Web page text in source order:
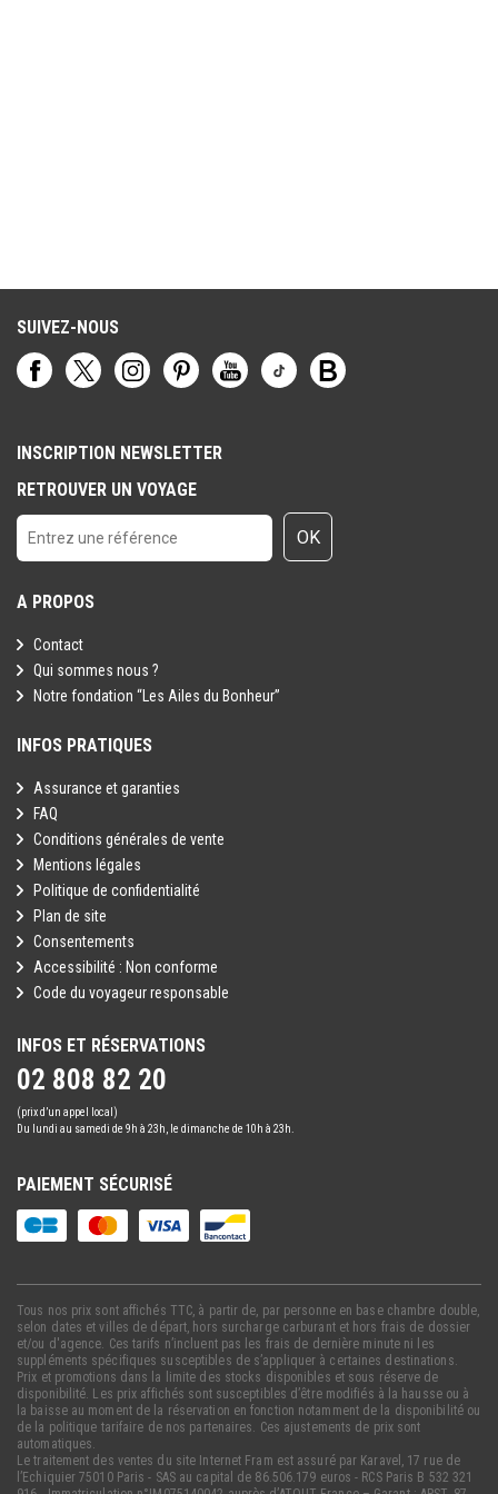
SUIVEZ-NOUS
INSCRIPTION NEWSLETTER
RETROUVER UN VOYAGE
OK
A PROPOS
Contact
Qui sommes nous ?
Notre fondation “Les Ailes du Bonheur”
INFOS PRATIQUES
Assurance et garanties
FAQ
Conditions générales de vente
Mentions légales
Politique de confidentialité
Plan de site
Consentements
Accessibilité : Non conforme
Code du voyageur responsable
INFOS ET RÉSERVATIONS
02 808 82 20
(prix d’un appel local)
Du lundi au samedi de 9h à 23h, le dimanche de 10h à 23h.
PAIEMENT SÉCURISÉ
Tous nos prix sont affichés TTC, à partir de, par personne en base chambre double,
selon dates et villes de départ, hors surcharge carburant et hors frais de dossier
et/ou d'agence. Ces tarifs n’incluent pas les frais de dernière minute ni les
suppléments spécifiques susceptibles de s’appliquer à certaines destinations.
Prix et promotions dans la limite des stocks disponibles et sous réserve de
disponibilité. Les prix affichés sont susceptibles d’être modifiés à la hausse ou à
la baisse au moment de la réservation en fonction notamment de la disponibilité ou
de la politique tarifaire de nos partenaires. Ces ajustements de prix sont
automatiques.
Le traitement des ventes du site Internet Fram est assuré par Karavel, 17 rue de
l’Echiquier 75010 Paris - SAS au capital de 86.506.179 euros - RCS Paris B 532 321